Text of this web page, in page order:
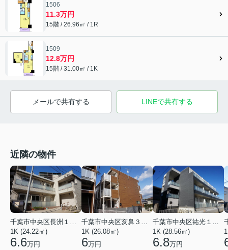
1506
11.3万円
15階 / 26.96㎡ / 1R
1509
12.8万円
15階 / 31.00㎡ / 1K
メールで共有する LINEで共有する
近隣の物件
千葉市中央区長洲１丁目
1K (24.22㎡)
6.6万円
千葉市中央区亥鼻３丁目
1K (26.08㎡)
6万円
千葉市中央区祐光１丁目
1K (28.56㎡)
6.8万円